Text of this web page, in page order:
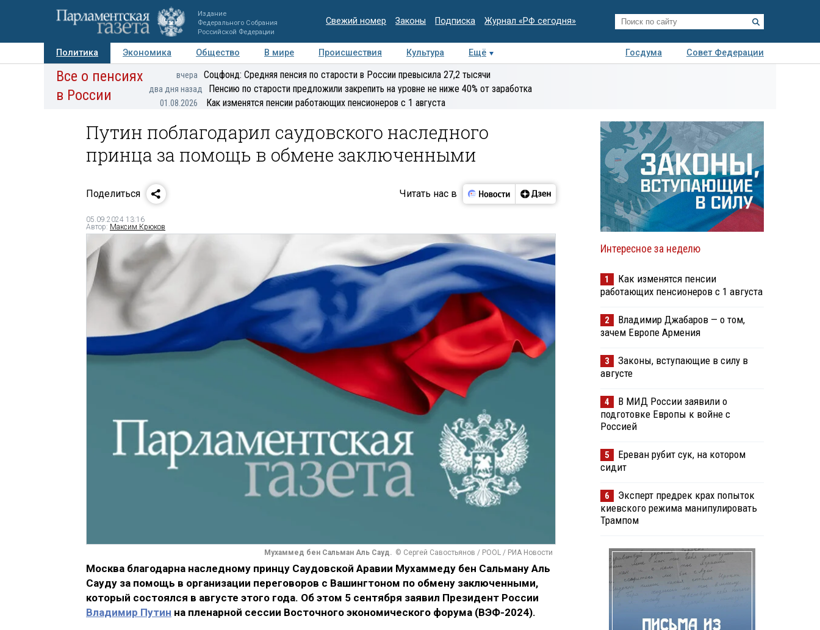
Издание
Федерального Собрания
Российской Федерации
Свежий номер Законы Подписка Журнал «РФ сегодня»
Политика Экономика Общество В мире Происшествия Культура Ещё Госдума
Совет Федерации
Авторы Персоны Мнения Регионы Медиацентр Интервью Колумнисты
экспертиза
Все о пенсиях
в России
вчера Соцфонд: Средняя пенсия по старости в России превысила 27,2 тысячи
два дня назад Пенсию по старости предложили закрепить на уровне не ниже 40% от заработка
01.08.2026 Как изменятся пенсии работающих пенсионеров с 1 августа
Путин поблагодарил саудовского наследного
принца за помощь в обмене заключенными
Поделиться Читать нас в
05.09.2024 13:16
Автор: Максим Крюков
Мухаммед бен Сальман Аль Сауд. © Сергей Савостьянов / POOL / РИА Новости
Москва благодарна наследному принцу Саудовской Аравии Мухаммеду бен Сальману Аль
Сауду за помощь в организации переговоров с Вашингтоном по обмену заключенными,
который состоялся в августе этого года. Об этом 5 сентября заявил Президент России
Владимир Путин на пленарной сессии Восточного экономического форума (ВЭФ-2024).
Интересное за неделю
1
Как изменятся пенсии
работающих пенсионеров с 1 августа
2
Владимир Джабаров — о том,
зачем Европе Армения
3
Законы, вступающие в силу в
августе
4
В МИД России заявили о
подготовке Европы к войне с
Россией
5
Ереван рубит сук, на котором
сидит
6
Эксперт предрек крах попыток
киевского режима манипулировать
Трампом